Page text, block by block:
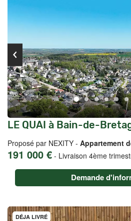
LE QUAI à Bain-de-
Proposé par NEXITY - Appartement
191 000 € - Livraison 4ème
Demande
DÉJA LIVRÉ